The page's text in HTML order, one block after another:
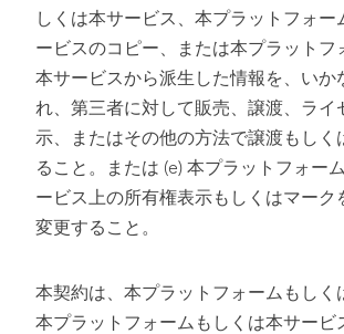
しくは本サービス、本プラットフォー
ービスのコピー、または本プラットフ
本サービスから派生した情報を、いか
れ、第三者に対して販売、譲渡、ライ
示、またはその他の方法で譲渡もしく
ること。または (e) 本プラットフォー
ービス上の所有権表示もしくはマーク
変更すること。
本契約は、本プラットフォームもしく
本プラットフォームもしくは本サービ